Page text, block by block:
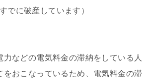
でに破産しています）
力などの電気料金の滞納をしている人
をおこなっているため、電気料金の滞